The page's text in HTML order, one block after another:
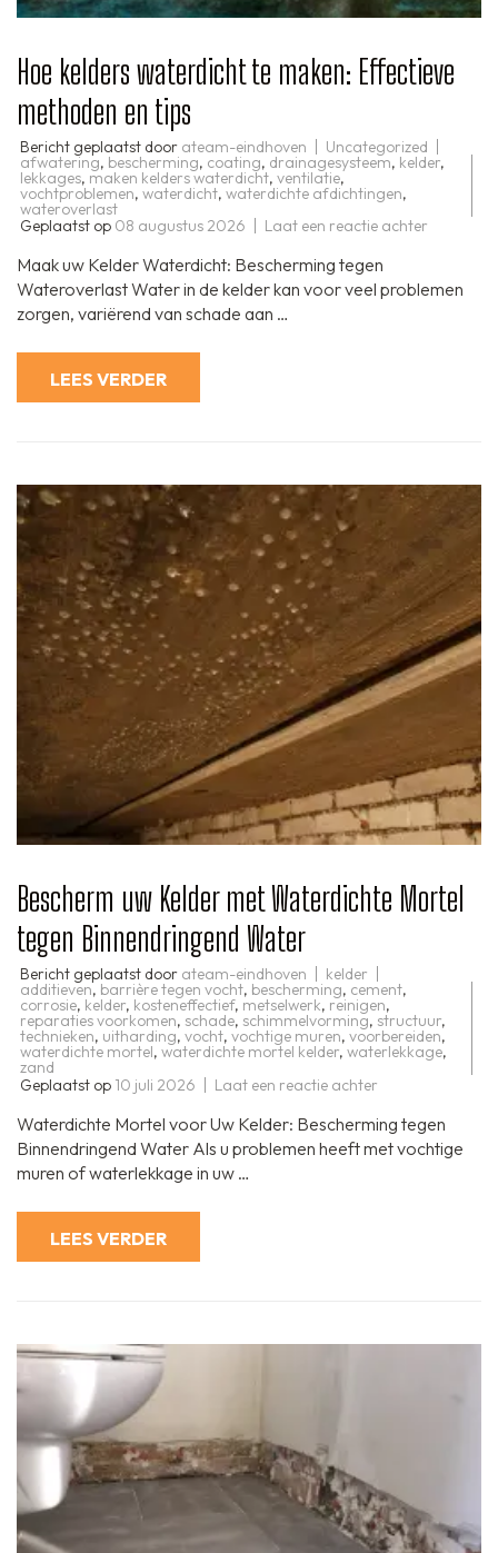
Hoe kelders waterdicht te maken: Effectieve
methoden en tips
Bericht geplaatst door ateam-eindhoven Uncategorized
afwatering, bescherming, coating, drainagesysteem, kelder,
lekkages, maken kelders waterdicht, ventilatie,
vochtproblemen, waterdicht, waterdichte afdichtingen,
wateroverlast
Geplaatst op 08 augustus 2026 Laat een reactie achter
te
Maak uw Kelder Waterdicht: Bescherming tegen
Wateroverlast Water in de kelder kan voor veel problemen
zorgen, variërend van schade aan …
LEES VERDER
Bescherm uw Kelder met Waterdichte Mortel
tegen Binnendringend Water
Bericht geplaatst door ateam-eindhoven kelder
additieven, barrière tegen vocht, bescherming, cement,
corrosie, kelder, kosteneffectief, metselwerk, reinigen,
reparaties voorkomen, schade, schimmelvorming, structuur,
technieken, uitharding, vocht, vochtige muren, voorbereiden,
waterdichte mortel, waterdichte mortel kelder, waterlekkage,
zand
Geplaatst op 10 juli 2026 Laat een reactie achter
uw
Kelder
met
Waterdichte
Waterdichte Mortel voor Uw Kelder: Bescherming tegen
Binnendringend Water Als u problemen heeft met vochtige
muren of waterlekkage in uw …
LEES VERDER